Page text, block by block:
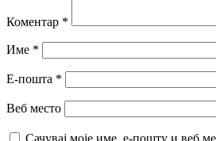
Коментар *
Име *
Е-пошта *
Веб место
Сачувај моје име, е-пошту и веб